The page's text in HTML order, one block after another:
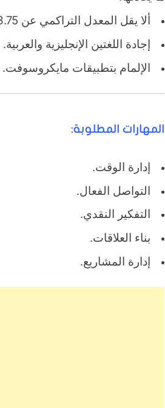
ألا يقل المعدل التراكمي عن 3.75 من 5، أو 3 من 4 أو ما يعادلها.
إجادة اللغتين الإنجليزية والعربية.
الإلمام بتطبيقات مايكروسوفت.
المهارات المطلوبة:
إدارة الوقت.
التواصل الفعال.
التفكير النقدي.
بناء العلاقات.
إدارة المشاريع.